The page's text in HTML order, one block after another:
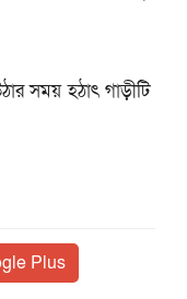
সময় হঠাৎ গাড়ীটি
Plus